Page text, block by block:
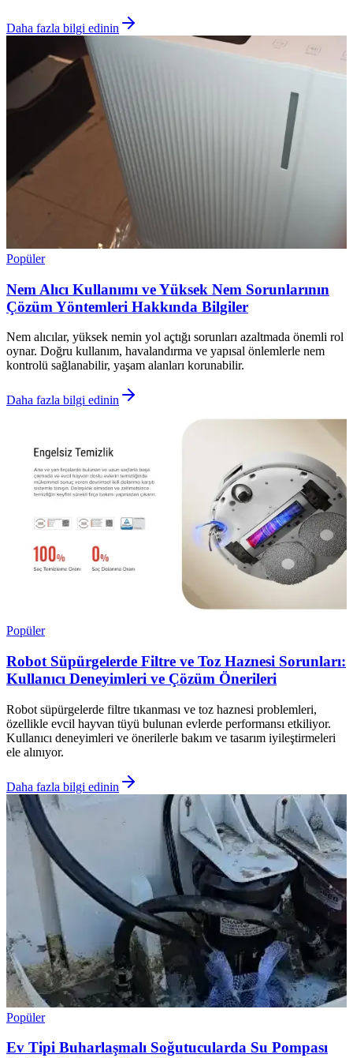
Daha fazla bilgi edinin
Popüler
Nem Alıcı Kullanımı ve Yüksek Nem Sorunlarının
Çözüm Yöntemleri Hakkında Bilgiler
Nem alıcılar, yüksek nemin yol açtığı sorunları azaltmada önemli rol
oynar. Doğru kullanım, havalandırma ve yapısal önlemlerle nem
kontrolü sağlanabilir, yaşam alanları korunabilir.
Daha fazla bilgi edinin
Popüler
Robot Süpürgelerde Filtre ve Toz Haznesi Sorunları:
Kullanıcı Deneyimleri ve Çözüm Önerileri
Robot süpürgelerde filtre tıkanması ve toz haznesi problemleri,
özellikle evcil hayvan tüyü bulunan evlerde performansı etkiliyor.
Kullanıcı deneyimleri ve önerilerle bakım ve tasarım iyileştirmeleri
ele alınıyor.
Daha fazla bilgi edinin
Popüler
Ev Tipi Buharlaşmalı Soğutucularda Su Pompası